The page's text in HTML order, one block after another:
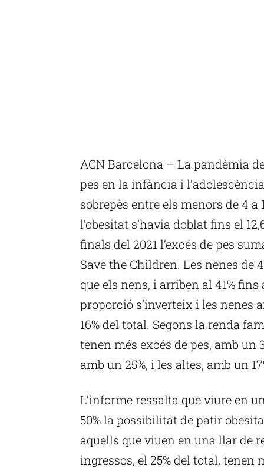
ACN Barcelona – La pandèmia
pes en la infància i
sobrepès entre els menors de 4 a
l’obesitat s’havia doblat fins el
finals del 2021 l’excés de pes
Save the Children. Les nenes de
que els nens, i arriben al 41%
proporció s’inverteix i les nenes
16% del total. Segons la renda
tenen més excés de pes, amb un
amb un 25%, i les altes, amb un
L’informe ressalta que viure en
50% la possibilitat de patir
aquells que viuen en una llar de
ingressos, el 25% del total,